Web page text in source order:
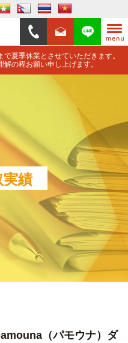
夏季休業とさせていただきます。
の程お願い申し上げます。
実績
（パモウナ）ダ